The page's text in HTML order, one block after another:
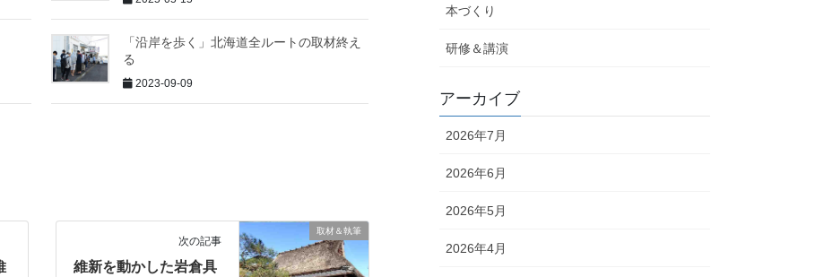
「沿岸を歩く」北海道全ルートの取材終え
る
2023-09-09
取材＆執筆
次の記事
維新を動かした岩倉具
本づくり
研修＆講演
アーカイブ
2026年7月
2026年6月
2026年5月
2026年4月